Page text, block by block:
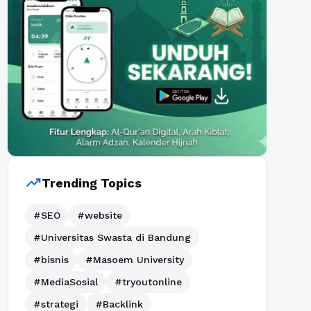
trending_upTrending Topics
#SEO
#website
#Universitas Swasta di Bandung
#bisnis
#Masoem University
#MediaSosial
#tryoutonline
#strategi
#Backlink